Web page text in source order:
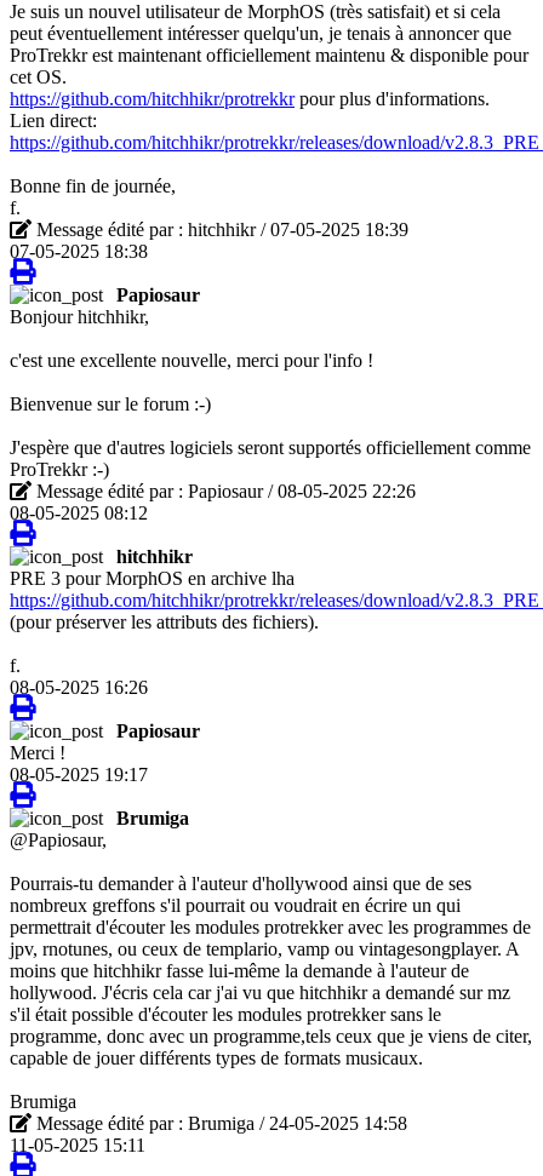
Je suis un nouvel utilisateur de MorphOS (très satisfait) et si cela
peut éventuellement intéresser quelqu'un, je tenais à annoncer que
ProTrekkr est maintenant officiellement maintenu & disponible pour
cet OS.
https://github.com/hitchhikr/protrekkrpour plus d'informations.
Lien direct:
https://github.com/hitchhikr/protrekkr/releases/download/
Bonne fin de journée,
f.
Message édité par : hitchhikr / 07-05-2025 18:39
07-05-2025 18:38
Papiosaur
Bonjour hitchhikr,
c'est une excellente nouvelle, merci pour l'info !
Bienvenue sur le forum :-)
J'espère que d'autres logiciels seront supportés officiellement comme
ProTrekkr :-)
Message édité par : Papiosaur / 08-05-2025 22:26
08-05-2025 08:12
hitchhikr
PRE 3 pour MorphOS en archive lha
https://github.com/hitchhikr/protrekkr/releases/download/
(pour préserver les attributs des fichiers).
f.
08-05-2025 16:26
Papiosaur
Merci !
08-05-2025 19:17
Brumiga
@Papiosaur,
Pourrais-tu demander à l'auteur d'hollywood ainsi que de ses
nombreux greffons s'il pourrait ou voudrait en écrire un qui
permettrait d'écouter les modules protrekker avec les programmes de
jpv, rnotunes, ou ceux de templario, vamp ou vintagesongplayer. A
moins que hitchhikr fasse lui-même la demande à l'auteur de
hollywood. J'écris cela car j'ai vu que hitchhikr a demandé sur mz
s'il était possible d'écouter les modules protrekker sans le
programme, donc avec un programme,tels ceux que je viens de citer,
capable de jouer différents types de formats musicaux.
Brumiga
Message édité par : Brumiga / 24-05-2025 14:58
11-05-2025 15:11